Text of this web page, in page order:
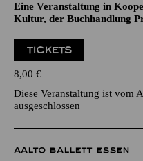
Eine Veranstaltung in
Kultur, der Buchhandlung
TICKETS
8,00 €
Diese Veranstaltung ist vom
ausgeschlossen
AALTO BALLETT ESSEN